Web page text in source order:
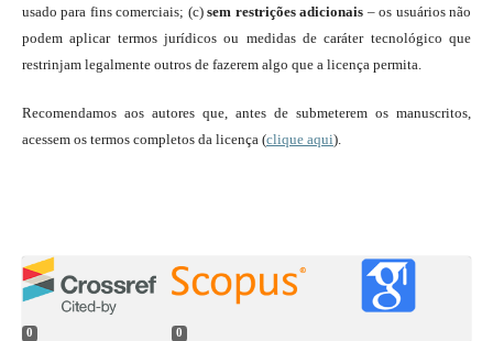
usado para fins comerciais; (c)sem restrições adicionais – os usuários não
podem aplicar termos jurídicos ou medidas de caráter tecnológico que
restrinjam legalmente outros de fazerem algo que a licença permita.
Recomendamos aos autores que, antes de submeterem os manuscritos,
acessem os termos completos da licença (clique aqui).
0 0